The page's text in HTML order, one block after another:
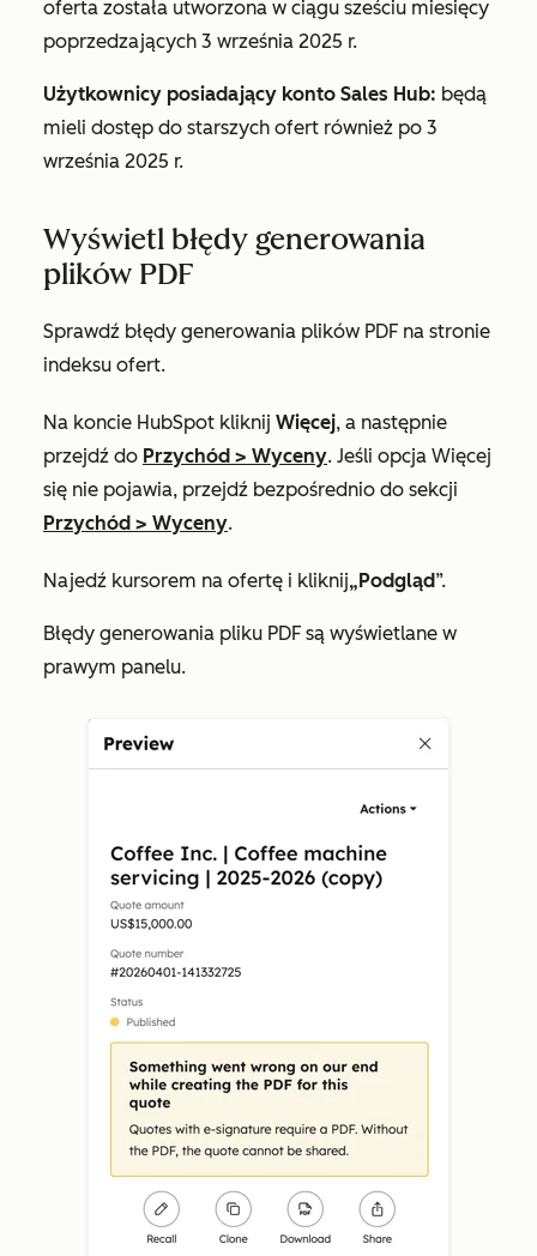
oferta została utworzona w ciągu sześciu miesięcy
poprzedzających 3 września 2025 r.
Użytkownicy posiadający konto Sales Hub: będą
mieli dostęp do starszych ofert również po 3
września 2025 r.
Wyświetl błędy generowania
plików PDF
Sprawdź błędy generowania plików PDF na stronie
indeksu ofert.
Na koncie HubSpot kliknij Więcej, a następnie
przejdź do Przychód > Wyceny. Jeśli opcja Więcej
się nie pojawia, przejdź bezpośrednio do sekcji
Przychód > Wyceny.
Najedź kursorem na ofertę i kliknij„Podgląd”.
Błędy generowania pliku PDF są wyświetlane w
prawym panelu.